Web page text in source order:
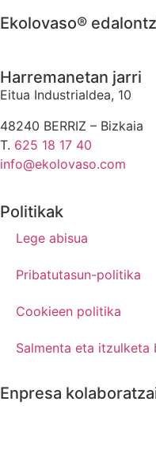
Ekolovaso®
Harremanetan jarri
Eitua Industrialdea, 10
48240 BERRIZ – Bizkaia
T. 625 18 17 40
info@ekolovaso.com
Politikak
Lege abisua
Pribatutasun-politika
Cookieen politika
Salmenta eta itzulketa
Enpresa